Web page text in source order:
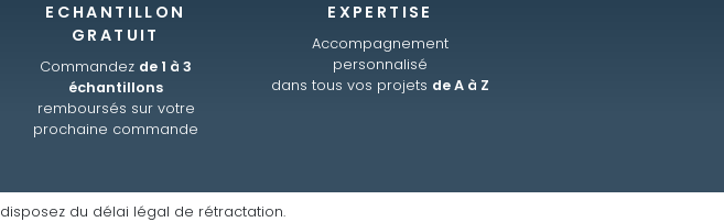
ECHANTILLON
GRATUIT
Commandez de 1 à 3
échantillons
remboursés sur votre
prochaine commande
EXPERTISE
Accompagnement
personnalisé
dans tous vos projets de A à Z
du délai légal de rétractation.